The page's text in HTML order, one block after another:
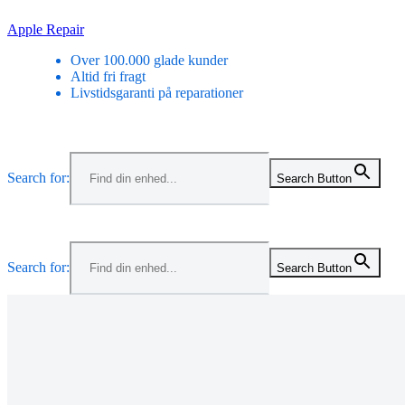
Skip
Apple Repair
Over 100.000 glade kunder
Altid fri fragt
Livstidsgaranti på reparationer
Search for: Search Button
Search for: Search Button